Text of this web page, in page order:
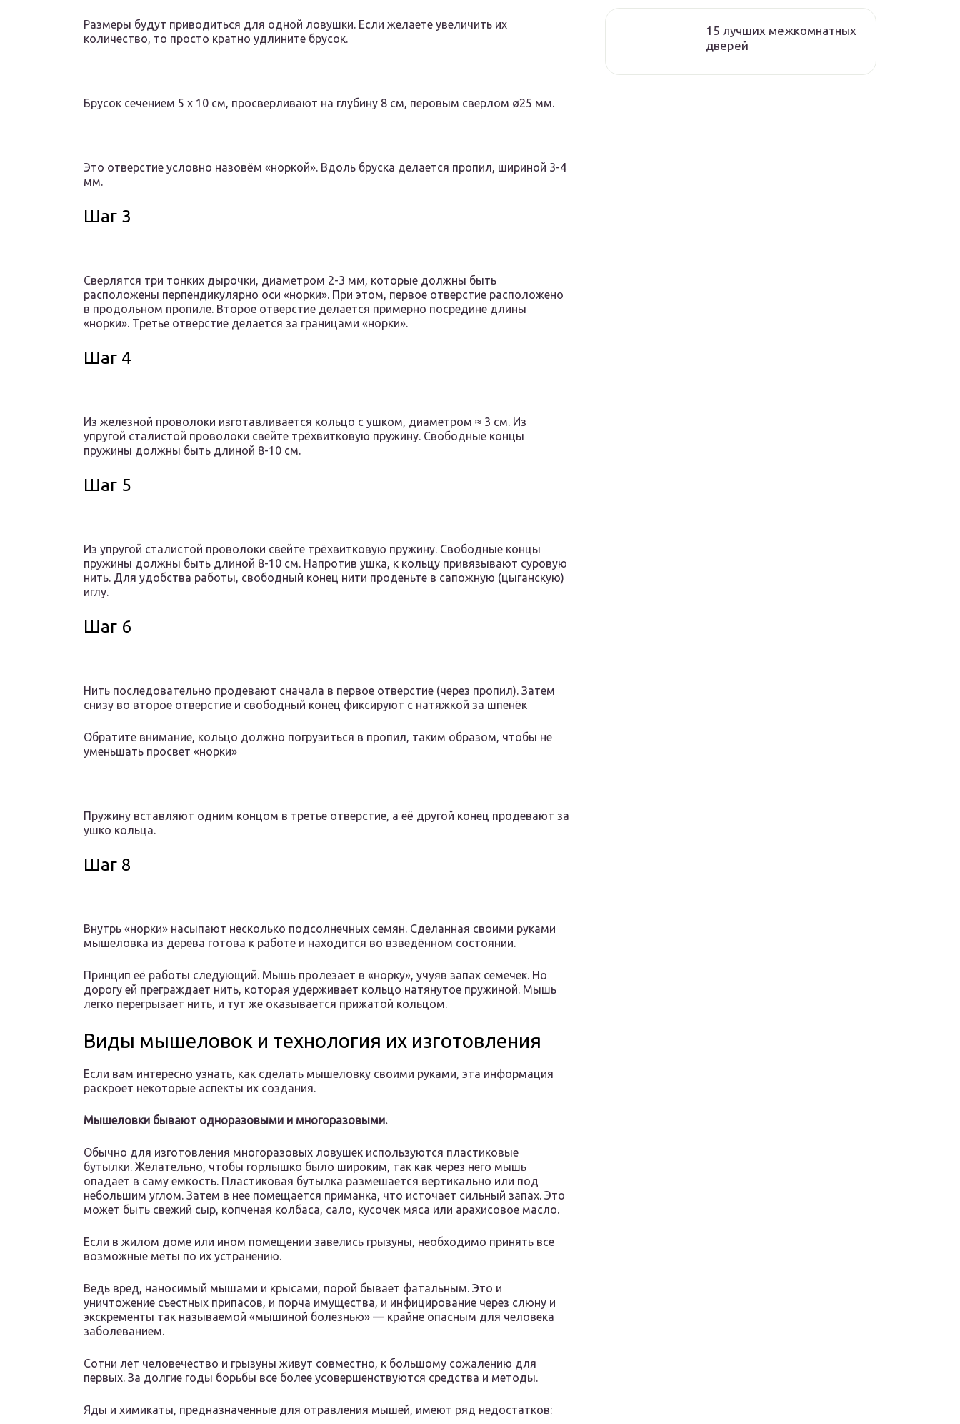
Размеры будут приводиться для одной ловушки. Если желаете увеличить их
количество, то просто кратно удлините брусок.
Брусок сечением 5 х 10 см, просверливают на глубину 8 см, перовым сверлом ø25 мм.
Это отверстие условно назовём «норкой». Вдоль бруска делается пропил, шириной 3-4
мм.
Шаг 3
Сверлятся три тонких дырочки, диаметром 2-3 мм, которые должны быть
расположены перпендикулярно оси «норки». При этом,​ первое отверстие расположено
в продольном пропиле. Второе отверстие делается примерно посредине длины
«норки». Третье отверстие делается за границами «норки».
Шаг 4
Из железной проволоки изготавливается кольцо с ушком, диаметром ≈ 3 см. Из
упругой сталистой проволоки свейте трёхвитковую пружину. Свободные концы
пружины должны быть длиной 8-10 см.
Шаг 5
Из упругой сталистой проволоки свейте трёхвитковую пружину. Свободные концы
пружины должны быть длиной 8-10 см. Напротив ушка, к кольцу привязывают суровую
нить. Для удобства работы, свободный конец нити проденьте в сапожную (цыганскую)
иглу.
Шаг 6
Нить последовательно продевают сначала в первое отверстие (через пропил). Затем
снизу во второе отверстие и свободный конец фиксируют с натяжкой за шпенёк
Обратите внимание, кольцо должно погрузиться в пропил, таким образом, чтобы не
уменьшать просвет «норки»
Пружину вставляют одним концом в третье отверстие, а её другой конец продевают за
ушко кольца.
Шаг 8
Внутрь «норки» насыпают несколько подсолнечных семян. Сделанная своими руками
мышеловка из дерева готова к работе и находится во взведённом состоянии.
Принцип её работы следующий. Мышь пролезает в «норку», учуяв запах семечек. Но
дорогу ей преграждает нить, которая удерживает кольцо натянутое пружиной. Мышь
легко перегрызает нить, и тут же оказывается прижатой кольцом.
Виды мышеловок и технология их изготовления
Если вам интересно узнать, как сделать мышеловку своими руками, эта информация
раскроет некоторые аспекты их создания.
Мышеловки бывают одноразовыми и многоразовыми.
Обычно для изготовления многоразовых ловушек используются пластиковые
бутылки. Желательно, чтобы горлышко было широким, так как через него мышь
опадает в саму емкость. Пластиковая бутылка размешается вертикально или под
небольшим углом. Затем в нее помещается приманка, что источает сильный запах. Это
может быть свежий сыр, копченая колбаса, сало, кусочек мяса или арахисовое масло.
Если в жилом доме или ином помещении завелись грызуны, необходимо принять все
возможные меты по их устранению.
Ведь вред, наносимый мышами и крысами, порой бывает фатальным. Это и
уничтожение съестных припасов, и порча имущества, и инфицирование через слюну и
экскременты так называемой «мышиной болезнью» — крайне опасным для человека
заболеванием.
Сотни лет человечество и грызуны живут совместно, к большому сожалению для
первых. За долгие годы борьбы все более усовершенствуются средства и методы.
Яды и химикаты, предназначенные для отравления мышей, имеют ряд недостатков:
15 лучших межкомнатных
дверей